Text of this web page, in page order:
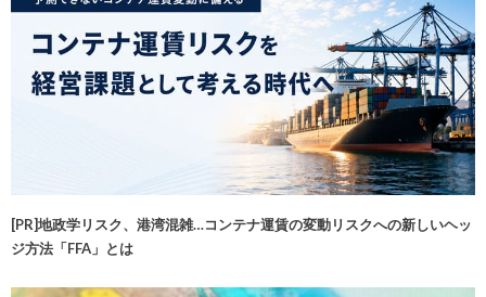
[PR]地政学リスク、港湾混雑…コンテナ運賃の変動リスクへの新しいヘッ
ジ方法「FFA」とは